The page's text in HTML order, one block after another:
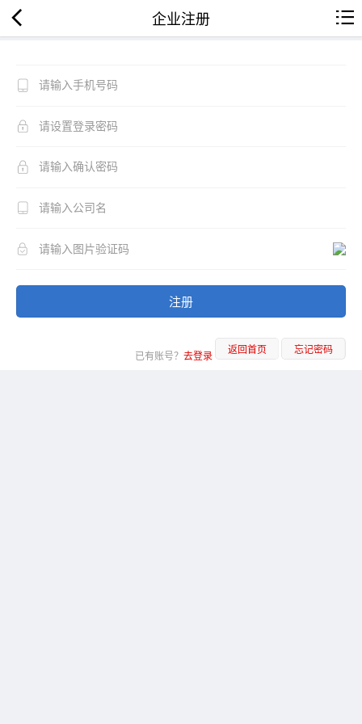
企业注册
注册
已有账号？ 去登录 返回首页 忘记密码